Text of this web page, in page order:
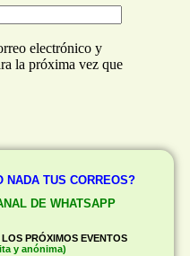
electrónico y
la próxima vez que
NADA TUS CORREOS?
DE WHATSAPP
PRÓXIMOS EVENTOS
y anónima)